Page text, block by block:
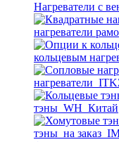
Нагреватели с
нагреватели
кольцевым
тэны_WH_Китай
тэны_на